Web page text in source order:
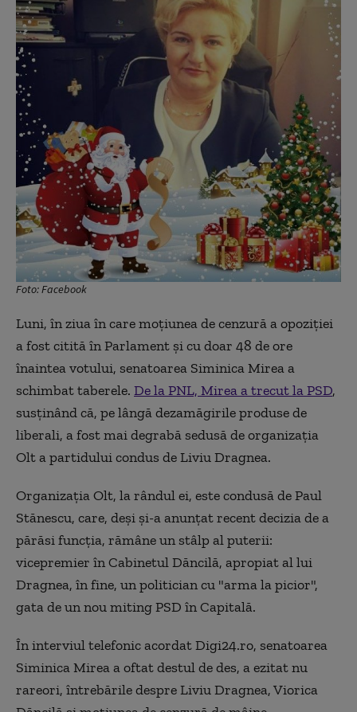
Foto: Facebook
Luni, în ziua în care moţiunea de cenzură a opoziţiei
a fost citită în Parlament şi cu doar 48 de ore
înaintea votului, senatoarea Siminica Mirea a
schimbat taberele. De la PNL, Mirea a trecut la PSD,
susţinând că, pe lângă dezamăgirile produse de
liberali, a fost mai degrabă sedusă de organizaţia
Olt a partidului condus de Liviu Dragnea.
Organizaţia Olt, la rândul ei, este condusă de Paul
Stănescu, care, deşi şi-a anunţat recent decizia de a
părăsi funcţia, rămâne un stâlp al puterii:
vicepremier în Cabinetul Dăncilă, apropiat al lui
Dragnea, în fine, un politician cu "arma la picior",
gata de un nou miting PSD în Capitală.
În interviul telefonic acordat Digi24.ro, senatoarea
Siminica Mirea a oftat destul de des, a ezitat nu
rareori, întrebările despre Liviu Dragnea, Viorica